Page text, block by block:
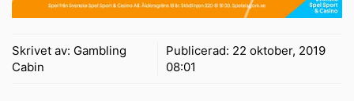
Skrivet av: Gambling
Cabin
Publicerad: 22 oktober, 2019
08:01